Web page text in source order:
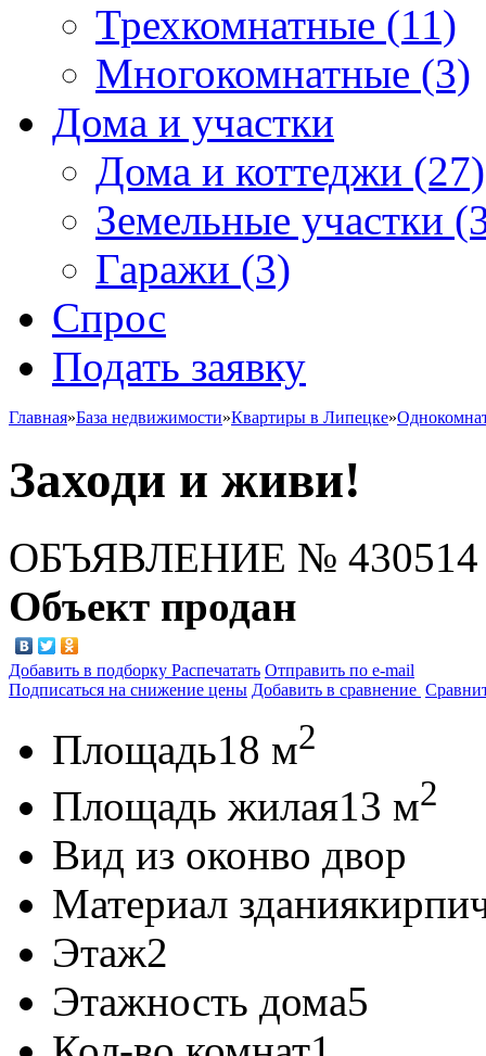
Трехкомнатные (11)
Многокомнатные (3)
Дома и участки
Дома и коттеджи (27)
Земельные участки
Гаражи (3)
Спрос
Подать заявку
Главная»База недвижимости»Квартиры в Липецке»
Заходи и живи!
ОБЪЯВЛЕНИЕ № 430514
Объект продан
Добавить в подборку Распечатать Отправить по e-mail
Подписаться на снижение цены Добавить в сравнение
Площадь18 м2
Площадь жилая13 м2
Вид из оконво двор
Материал здания
Этаж2
Этажность дома5